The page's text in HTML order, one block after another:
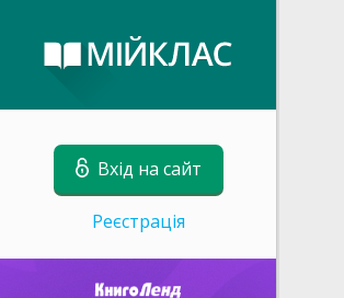
Вхід на сайт
Реєстрація